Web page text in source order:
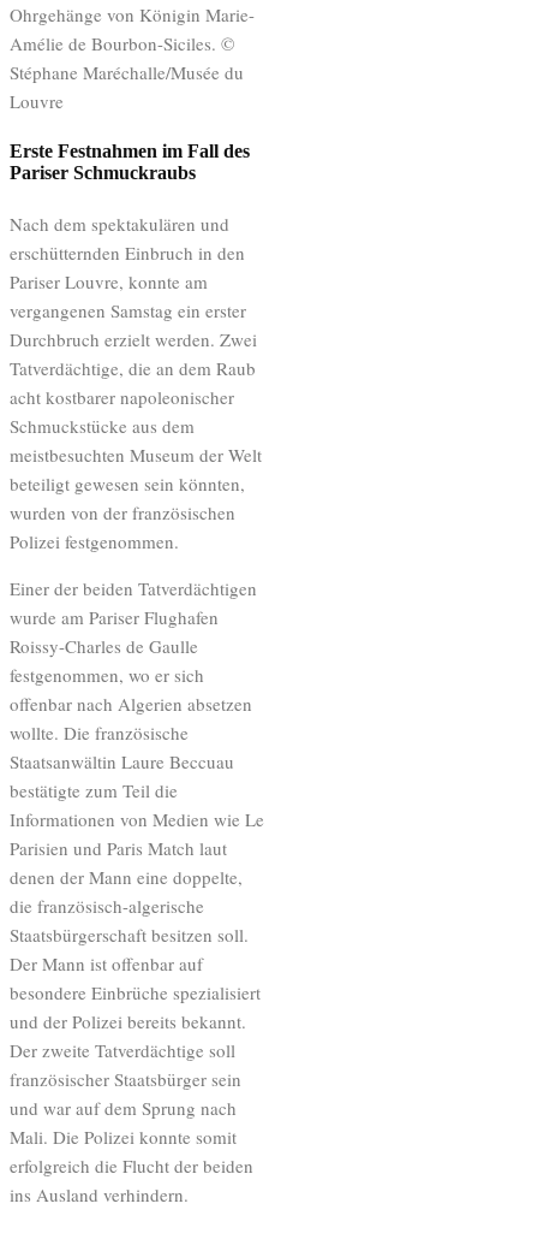
Ohrgehänge von Königin Marie-
Amélie de Bourbon-Siciles. ©
Stéphane Maréchalle/Musée du
Louvre
Erste Festnahmen im Fall des
Pariser Schmuckraubs
Nach dem spektakulären und
erschütternden Einbruch in den
Pariser Louvre, konnte am
vergangenen Samstag ein erster
Durchbruch erzielt werden. Zwei
Tatverdächtige, die an dem Raub
acht kostbarer napoleonischer
Schmuckstücke aus dem
meistbesuchten Museum der Welt
beteiligt gewesen sein könnten,
wurden von der französischen
Polizei festgenommen.
Einer der beiden Tatverdächtigen
wurde am Pariser Flughafen
Roissy-Charles de Gaulle
festgenommen, wo er sich
offenbar nach Algerien absetzen
wollte. Die französische
Staatsanwältin Laure Beccuau
bestätigte zum Teil die
Informationen von Medien wie Le
Parisien und Paris Match laut
denen der Mann eine doppelte,
die französisch-algerische
Staatsbürgerschaft besitzen soll.
Der Mann ist offenbar auf
besondere Einbrüche spezialisiert
und der Polizei bereits bekannt.
Der zweite Tatverdächtige soll
französischer Staatsbürger sein
und war auf dem Sprung nach
Mali. Die Polizei konnte somit
erfolgreich die Flucht der beiden
ins Ausland verhindern.